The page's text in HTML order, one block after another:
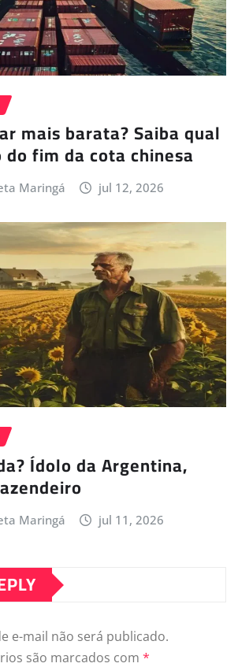
mais barata? Saiba qual
fim da cota chinesa
Maringá jul 12, 2026
Ídolo da Argentina,
Maringá jul 11, 2026
e-mail não será publicado.
são marcados com *